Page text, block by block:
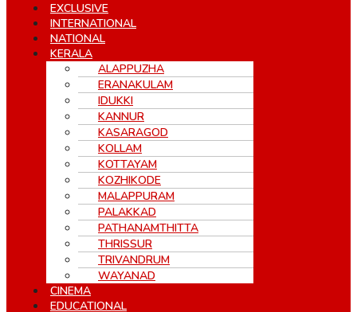
EXCLUSIVE
INTERNATIONAL
NATIONAL
KERALA
ALAPPUZHA
ERANAKULAM
IDUKKI
KANNUR
KASARAGOD
KOLLAM
KOTTAYAM
KOZHIKODE
MALAPPURAM
PALAKKAD
PATHANAMTHITTA
THRISSUR
TRIVANDRUM
WAYANAD
CINEMA
EDUCATIONAL